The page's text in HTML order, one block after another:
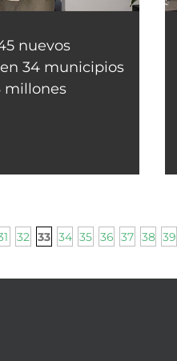
nuevos
34 municipios
millones
32 33 34 35 36 37 38 39